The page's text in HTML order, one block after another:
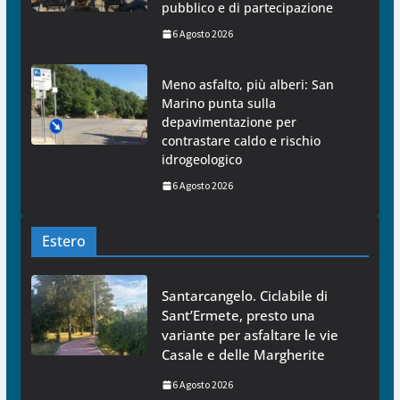
pubblico e di partecipazione
6 Agosto 2026
Meno asfalto, più alberi: San
Marino punta sulla
depavimentazione per
contrastare caldo e rischio
idrogeologico
6 Agosto 2026
Estero
Santarcangelo. Ciclabile di
Sant’Ermete, presto una
variante per asfaltare le vie
Casale e delle Margherite
6 Agosto 2026